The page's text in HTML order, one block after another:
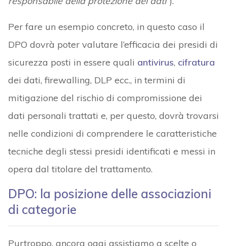
Per fare un esempio concreto, in questo caso il
DPO dovrà poter valutare l’efficacia dei presidi di
sicurezza posti in essere quali antivirus, cifratura
dei dati, firewalling, DLP ecc., in termini di
mitigazione del rischio di compromissione dei
dati personali trattati e, per questo, dovrà trovarsi
nelle condizioni di comprendere le caratteristiche
tecniche degli stessi presidi identificati e messi in
opera dal titolare del trattamento.
DPO: la posizione delle associazioni
di categorie
Purtroppo, ancora oggi assistiamo a scelte o